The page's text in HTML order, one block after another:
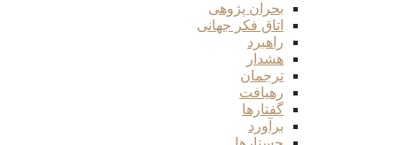
بحران پژوهی
اتاق فکر جهانی
راهبرد
هشدار
ترجمان
رهیافت
گفتارها
برآورد